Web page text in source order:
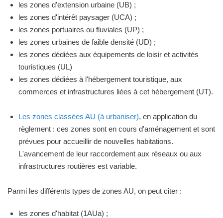
les zones d'extension urbaine (UB) ;
les zones d'intérêt paysager (UCA) ;
les zones portuaires ou fluviales (UP) ;
les zones urbaines de faible densité (UD) ;
les zones dédiées aux équipements de loisir et activités
touristiques (UL)
les zones dédiées à l'hébergement touristique, aux
commerces et infrastructures liées à cet hébergement (UT).
Les zones classées AU (à urbaniser), en application du
règlement : ces zones sont en cours d'aménagement et sont
prévues pour accueillir de nouvelles habitations.
L'avancement de leur raccordement aux réseaux ou aux
infrastructures routières est variable.
Parmi les différents types de zones AU, on peut citer :
les zones d'habitat (1AUa) ;